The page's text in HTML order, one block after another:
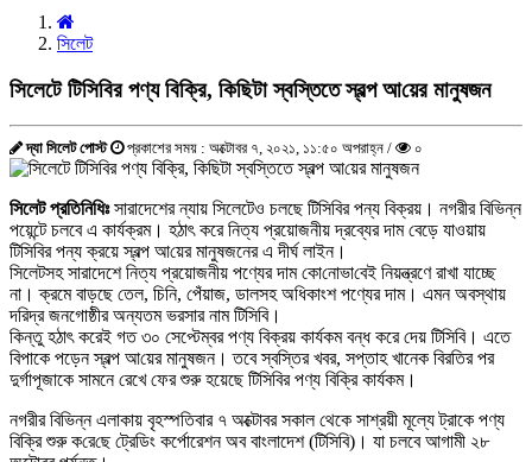
সিলেট
সিলেটে টি‌সি‌বির পণ্য বিক্রি, কিছিটা স্বস্তিতে স্বল্প আ‌য়ের মানুষজন
দ্যা সিলেট পোস্ট প্রকাশের সময় : অক্টোবর ৭, ২০২১, ১১:৫০ অপরাহ্ন / ০
সিলেট প্রতিনিধিঃসারাদেশের ন্যায় সিলেটেও চলছে টিসিবির পন্য বিক্রয়। নগরীর বিভিন্ন
পয়েন্টে চলবে এ কার্যক্রম। হঠাৎ করে নিত্য প্রয়োজনীয় দ্রব্যের দাম বেড়ে যাওয়ায়
টিসিবির পন্য ক্রয়ে স্বল্প আ‌য়ের মানুষজনের এ দীর্ঘ লাইন।
সিলেটসহ সারাদেশে নিত্য প্রয়োজনীয় পণ্যের দাম কো‌নোভা‌বেই নিয়ন্ত্রণে রাখা যাচ্ছে
না। ক্রমে বাড়ছে তেল, চি‌নি, পেঁয়াজ, ডালসহ অধিকাংশ পণ্যের দাম। এমন অবস্থায়
দরিদ্র জনগোষ্ঠীর অন্যতম ভরসার নাম টিসিবি।
কিন্তু হঠাৎ করেই গত ৩০ সেপ্টেম্বর পণ্য বিক্রয় কার্যকম বন্ধ করে দেয় টিসিবি। এতে
বিপাকে পড়েন স্বল্প আ‌য়ের মানুষজন। তবে স্বস্তির খবর, সপ্তাহ খানেক বিরতির পর
দুর্গাপূজাকে সামনে রেখে ফের শুরু হয়েছে টিসিবির পণ্য বিক্রি কার্যকম।
নগরীর বিভিন্ন এলাকায় বৃহস্পতিবার ৭ অক্টোবর সকাল থেকে সাশ্রয়ী মূল্যে ট্রাকে পণ্য
বিক্রি শুরু ক‌রে‌ছে ট্রেডিং কর্পোরেশন অব বাংলাদেশ (টিসিবি)। যা চলবে আগামী ২৮